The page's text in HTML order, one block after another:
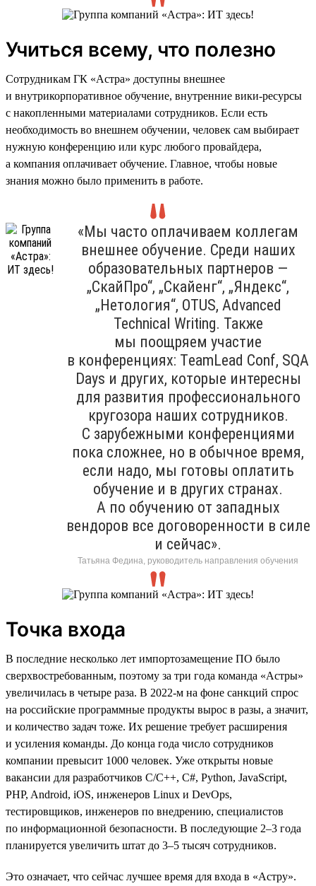
Учиться всему, что полезно
Сотрудникам ГК «Астра» доступны внешнее
и внутрикорпоративное обучение, внутренние вики-ресурсы
с накопленными материалами сотрудников. Если есть
необходимость во внешнем обучении, человек сам выбирает
нужную конференцию или курс любого провайдера,
а компания оплачивает обучение. Главное, чтобы новые
знания можно было применить в работе.
«Мы часто оплачиваем коллегам
внешнее обучение. Среди наших
образовательных партнеров —
„СкайПро“, „Скайенг“, „Яндекс“,
„Нетология“, OTUS, Advanced
Technical Writing. Также
мы поощряем участие
в конференциях: ТeamLead Conf, SQA
Days и других, которые интересны
для развития профессионального
кругозора наших сотрудников.
С зарубежными конференциями
пока сложнее, но в обычное время,
если надо, мы готовы оплатить
обучение и в других странах.
А по обучению от западных
вендоров все договоренности в силе
и сейчас».
Татьяна Федина, руководитель направления обучения
Точка входа
В последние несколько лет импортозамещение ПО было
сверхвостребованным, поэтому за три года команда «Астры»
увеличилась в четыре раза. В 2022-м на фоне санкций спрос
на российские программные продукты вырос в разы, а значит,
и количество задач тоже. Их решение требует расширения
и усиления команды. До конца года число сотрудников
компании превысит 1000 человек. Уже открыты новые
вакансии для разработчиков С/С++, C#, Python, JavaScript,
PHP, Android, iOS, инженеров Linux и DevOps,
тестировщиков, инженеров по внедрению, специалистов
по информационной безопасности. В последующие 2–3 года
планируется увеличить штат до 3–5 тысяч сотрудников.
Это означает, что сейчас лучшее время для входа в «Астру».